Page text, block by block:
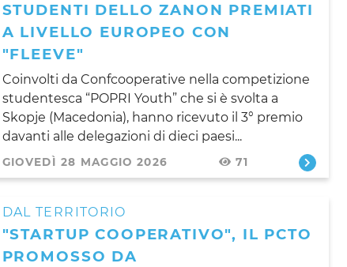
STUDENTI DELLO ZANON PREMIATI
A LIVELLO EUROPEO CON
"FLEEVE"
Coinvolti da Confcooperative nella competizione
studentesca “POPRI Youth” che si è svolta a
Skopje (Macedonia), hanno ricevuto il 3° premio
davanti alle delegazioni di dieci paesi...
GIOVEDÌ 28 MAGGIO 2026 71
DAL TERRITORIO
"STARTUP COOPERATIVO", IL PCTO
PROMOSSO DA